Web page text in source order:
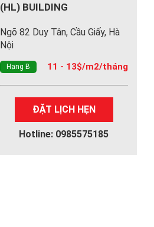
(HL) BUILDING
Ngõ 82 Duy Tân, Cầu Giấy, Hà
Nội
Hạng B 11 - 13$/m2/tháng
ĐẶT LỊCH HẸN
Hotline: 0985575185